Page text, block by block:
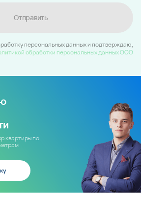
Отправить
персональных данных и подтверждаю,
обработки персональных данных ООО
квартиры по